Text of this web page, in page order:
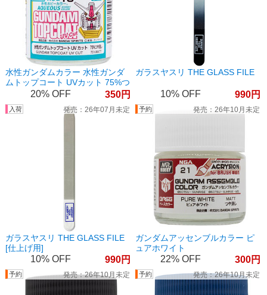
水性ガンダムカラー 水性ガンダ
ムトップコート UVカット 75%つ
20% 350
ガラスヤスリ THE GLASS FILE
10% 990
ガラスヤスリ THE GLASS FILE
[仕上げ用]
26年07月未定
10% 990
ガンダムアッセンブルカラー ピ
ュアホワイト
26年10月未定
22% 300
26年10月未定 26年10月未定